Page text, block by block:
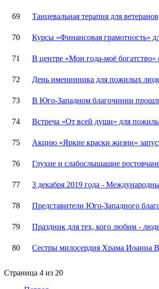
69 Танцевальная терапия для
70 Курсы «Финансовая грамотность»
71 В центре «Мои года-моё
72 День именинника для пожилых
73 В Юго-Западном благочинии
74 Встреча «От всей души» для
75 Акцию «Яркие краски жизни»
76 Глухие и слабослышащие
77 3 декабря 2019 года -
78 Представители Юго-Западного
79 Праздник для тех, кого любим -
80 Cестры милосердия Храма Иоанна
Страница 4 из 20